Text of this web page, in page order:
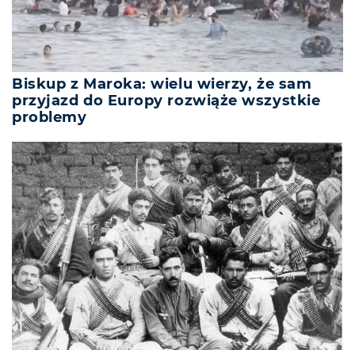
Biskup z Maroka: wielu wierzy, że sam
przyjazd do Europy rozwiąże wszystkie
problemy